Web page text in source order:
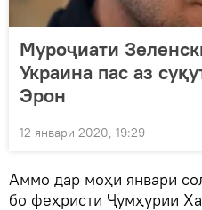
Муроҷиати
Украина пас аз
Эрон
12 январи 2020, 19:29
Аммо дар моҳи январи
бо феҳристи Ҷумҳурии